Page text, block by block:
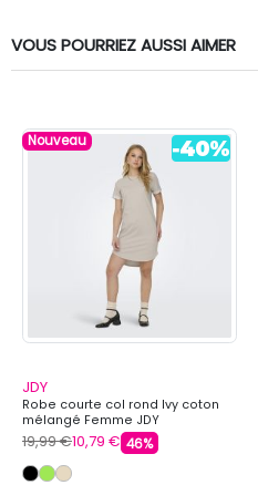
VOUS POURRIEZ AUSSI AIMER
Nouveau
JDY
Robe courte col rond Ivy coton
mélangé Femme JDY
19,99 €10,79 € 46%